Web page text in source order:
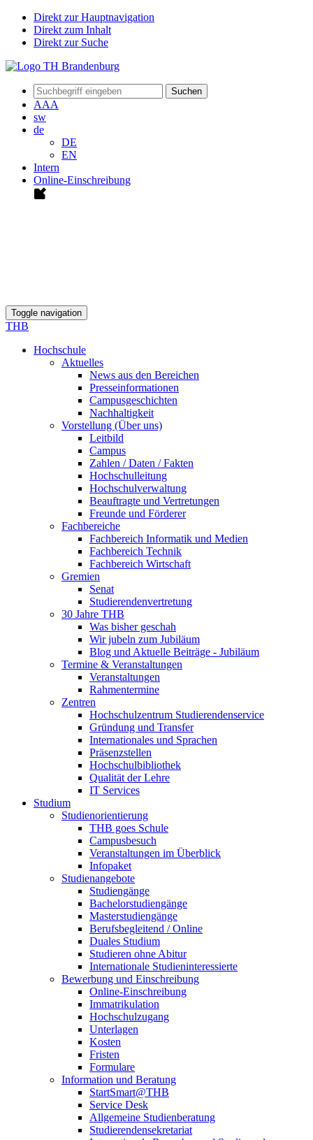
Direkt zur Hauptnavigation
Direkt zum Inhalt
Direkt zur Suche
Suchen
AAA
sw
de
DE
EN
Intern
Online-Einschreibung
Toggle navigation
THB
Hochschule
Aktuelles
News aus den Bereichen
Presseinformationen
Campusgeschichten
Nachhaltigkeit
Vorstellung (Über uns)
Leitbild
Campus
Zahlen / Daten / Fakten
Hochschulleitung
Hochschulverwaltung
Beauftragte und Vertretungen
Freunde und Förderer
Fachbereiche
Fachbereich Informatik und Medien
Fachbereich Technik
Fachbereich Wirtschaft
Gremien
Senat
Studierendenvertretung
30 Jahre THB
Was bisher geschah
Wir jubeln zum Jubiläum
Blog und Aktuelle Beiträge - Jubiläum
Termine & Veranstaltungen
Veranstaltungen
Rahmentermine
Zentren
Hochschulzentrum Studierendenservice
Gründung und Transfer
Internationales und Sprachen
Präsenzstellen
Hochschulbibliothek
Qualität der Lehre
IT Services
Studium
Studienorientierung
THB goes Schule
Campusbesuch
Veranstaltungen im Überblick
Infopaket
Studienangebote
Studiengänge
Bachelorstudiengänge
Masterstudiengänge
Berufsbegleitend / Online
Duales Studium
Studieren ohne Abitur
Internationale Studieninteressierte
Bewerbung und Einschreibung
Online-Einschreibung
Immatrikulation
Hochschulzugang
Unterlagen
Kosten
Fristen
Formulare
Information und Beratung
StartSmart@THB
Service Desk
Allgemeine Studienberatung
Studierendensekretariat